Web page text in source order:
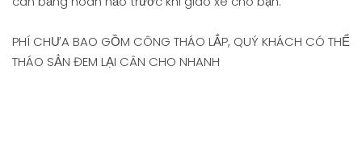
PHÍ CHƯA BAO GỒM CÔNG THÁO LẮP, QUÝ KHÁCH CÓ THỂ
THÁO SẲN ĐEM LẠI CÂN CHO NHANH